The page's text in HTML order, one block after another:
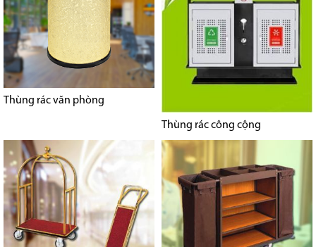
Thùng rác văn phòng
Thùng rác công cộng